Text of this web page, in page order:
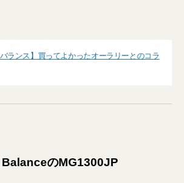
バランス】買ってよかったオーラリーとのコラ
のMG1300JP